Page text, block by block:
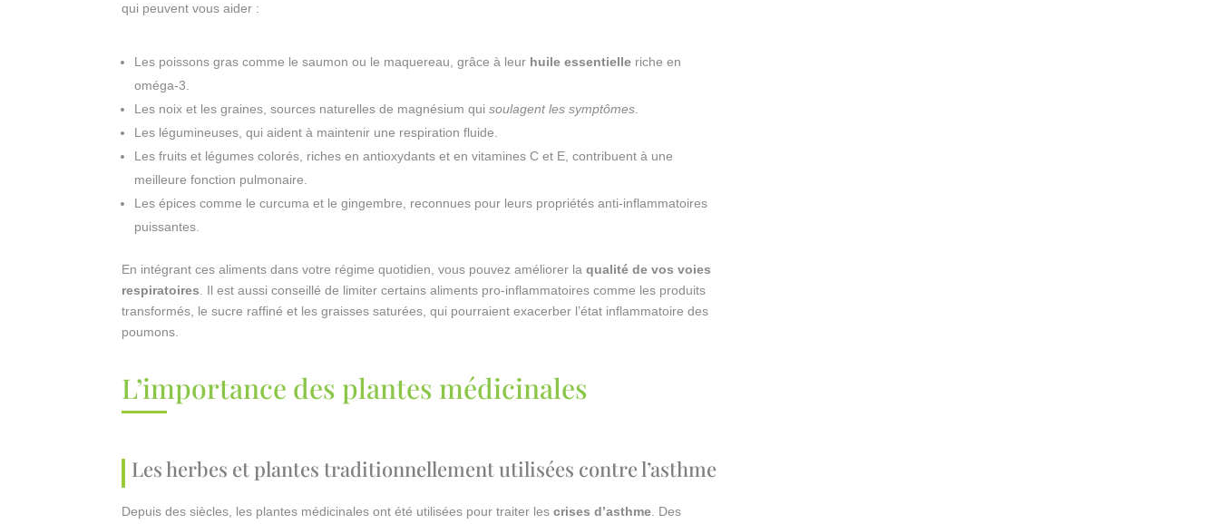
qui peuvent vous aider :
Les poissons gras comme le saumon ou le maquereau, grâce à leur huile essentielle riche en
oméga-3.
Les noix et les graines, sources naturelles de magnésium quisoulagent les symptômes
Les légumineuses, qui aident à maintenir une respiration fluide.
Les fruits et légumes colorés, riches en antioxydants et en vitamines C et E, contribuent à une
meilleure fonction pulmonaire.
Les épices comme le curcuma et le gingembre, reconnues pour leurs propriétés anti-inflammatoires
puissantes.
En intégrant ces aliments dans votre régime quotidien, vous pouvez améliorer laqualité de vos voies
respiratoires . Il est aussi conseillé de limiter certains aliments pro-inflammatoires comme les produits
transformés, le sucre raffiné et les graisses saturées, qui pourraient exacerber l’état inflammatoire des
poumons.
L’importance des plantes médicinales
Les herbes et plantes traditionnellement utilisées contre l’asthme
Depuis des siècles, les plantes médicinales ont été utilisées pour traiter lescrises d’asthme . Des